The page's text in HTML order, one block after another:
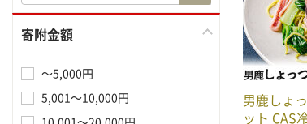
寄附金額
～5,000円
5,001～10,000円
男鹿しょ
ット CAS